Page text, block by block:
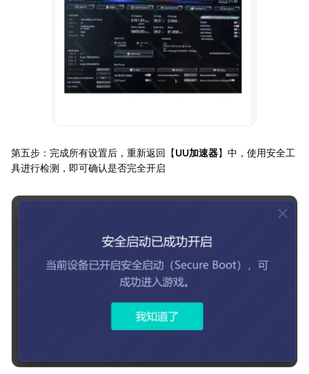
第五步：完成所有设置后，重新返回【UU加速器】中，使用安全工
具进行检测，即可确认是否完全开启